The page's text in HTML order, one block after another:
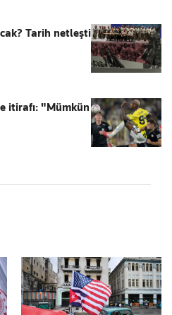
Tarih netleşti
itirafı: "Mümkün